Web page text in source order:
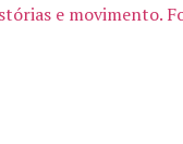
e movimento.